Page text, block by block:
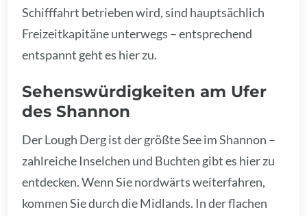
Schifffahrt betrieben wird, sind hauptsächlich
Freizeitkapitäne unterwegs – entsprechend
entspannt geht es hier zu.
Sehenswürdigkeiten am Ufer
des Shannon
Der Lough Derg ist der größte See im Shannon –
zahlreiche Inselchen und Buchten gibt es hier zu
entdecken. Wenn Sie nordwärts weiterfahren,
kommen Sie durch die Midlands. In der flachen